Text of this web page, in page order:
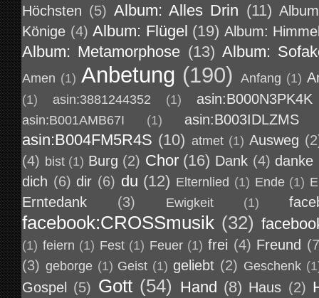
Höchsten (5) Album: Alles Drin (11)
Könige (4) Album: Flügel (19) Album:
Album: Metamorphose (13) Album:
Amen (1) Anbetung (190) Anfang (1)
(1) asin:3881244352 (1) asin:B000N3PK4K
asin:B001AMB67I (1) asin:B003IDLZMS
asin:B004FM5R4S (10) atmet (1) Ausweg
(4) bist (1) Burg (2) Chor (16) Dank (4) danke
dich (6) dir (6) du (12) Elternlied (1) Ende (1)
Erntedank (3) Ewigkeit (1)
facebook:CROSSmusik (32)
(1) feiern (1) Fest (1) Feuer (1) frei (4) Freund
(3) geborge (1) Geist (1) geliebt (2) Geschenk
Gospel (5) Gott (54) Hand (8) Haus (2)